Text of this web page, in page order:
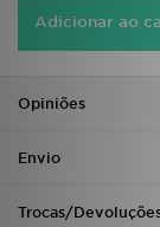
Adicionar ao
Opiniões
Envio
Trocas/
FAQs